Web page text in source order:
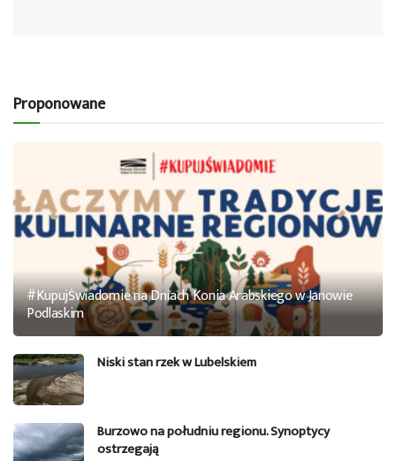
Proponowane
#KupujŚwiadomie na Dniach Konia Arabskiego w Janowie
Podlaskim
Niski stan rzek w Lubelskiem
Burzowo na południu regionu. Synoptycy
ostrzegają